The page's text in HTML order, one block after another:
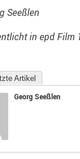
Seeßlen
in epd Film
Artikel
Georg Seeßlen